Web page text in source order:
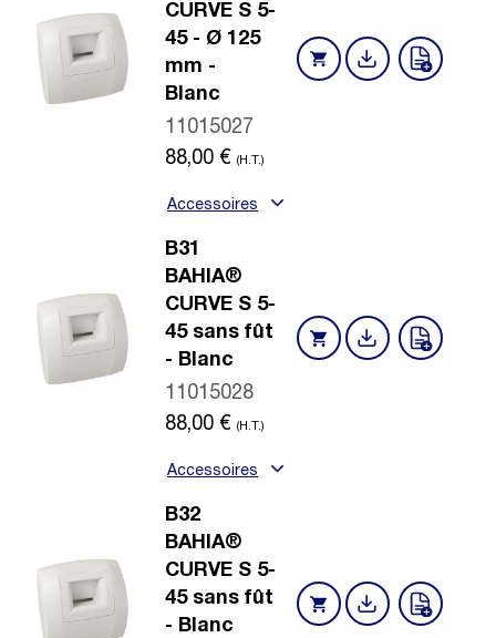
CURVE S 5-
45 - Ø 125
mm -
Blanc
11015027
88,00 € (H.T.)
Accessoires
B31
BAHIA®
CURVE S 5-
45 sans fût
- Blanc
11015028
88,00 € (H.T.)
Accessoires
B32
BAHIA®
CURVE S 5-
45 sans fût
- Blanc